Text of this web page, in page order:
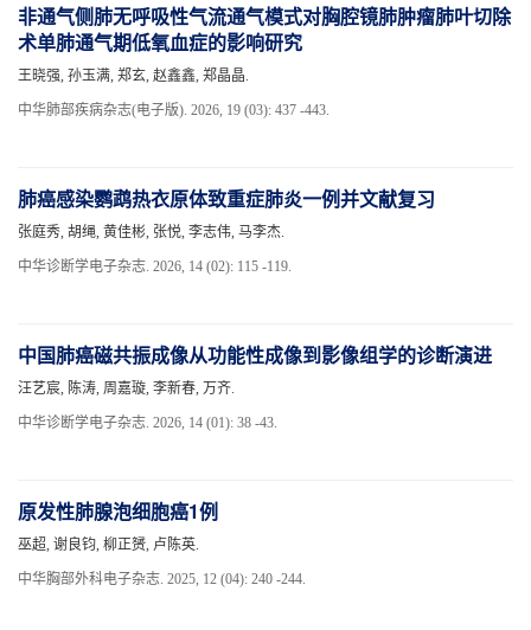
非通气侧肺无呼吸性气流通气模式对胸腔镜肺肿瘤肺叶切除
术单肺通气期低氧血症的影响研究
王晓强, 孙玉满, 郑玄, 赵鑫鑫, 郑晶晶.
中华肺部疾病杂志(电子版). 2026, 19 (03): 437 -443.
肺癌感染鹦鹉热衣原体致重症肺炎一例并文献复习
张庭秀, 胡绳, 黄佳彬, 张悦, 李志伟, 马李杰.
中华诊断学电子杂志. 2026, 14 (02): 115 -119.
中国肺癌磁共振成像从功能性成像到影像组学的诊断演进
汪艺宸, 陈涛, 周嘉璇, 李新春, 万齐.
中华诊断学电子杂志. 2026, 14 (01): 38 -43.
原发性肺腺泡细胞癌1例
巫超, 谢良钧, 柳正赟, 卢陈英.
中华胸部外科电子杂志. 2025, 12 (04): 240 -244.